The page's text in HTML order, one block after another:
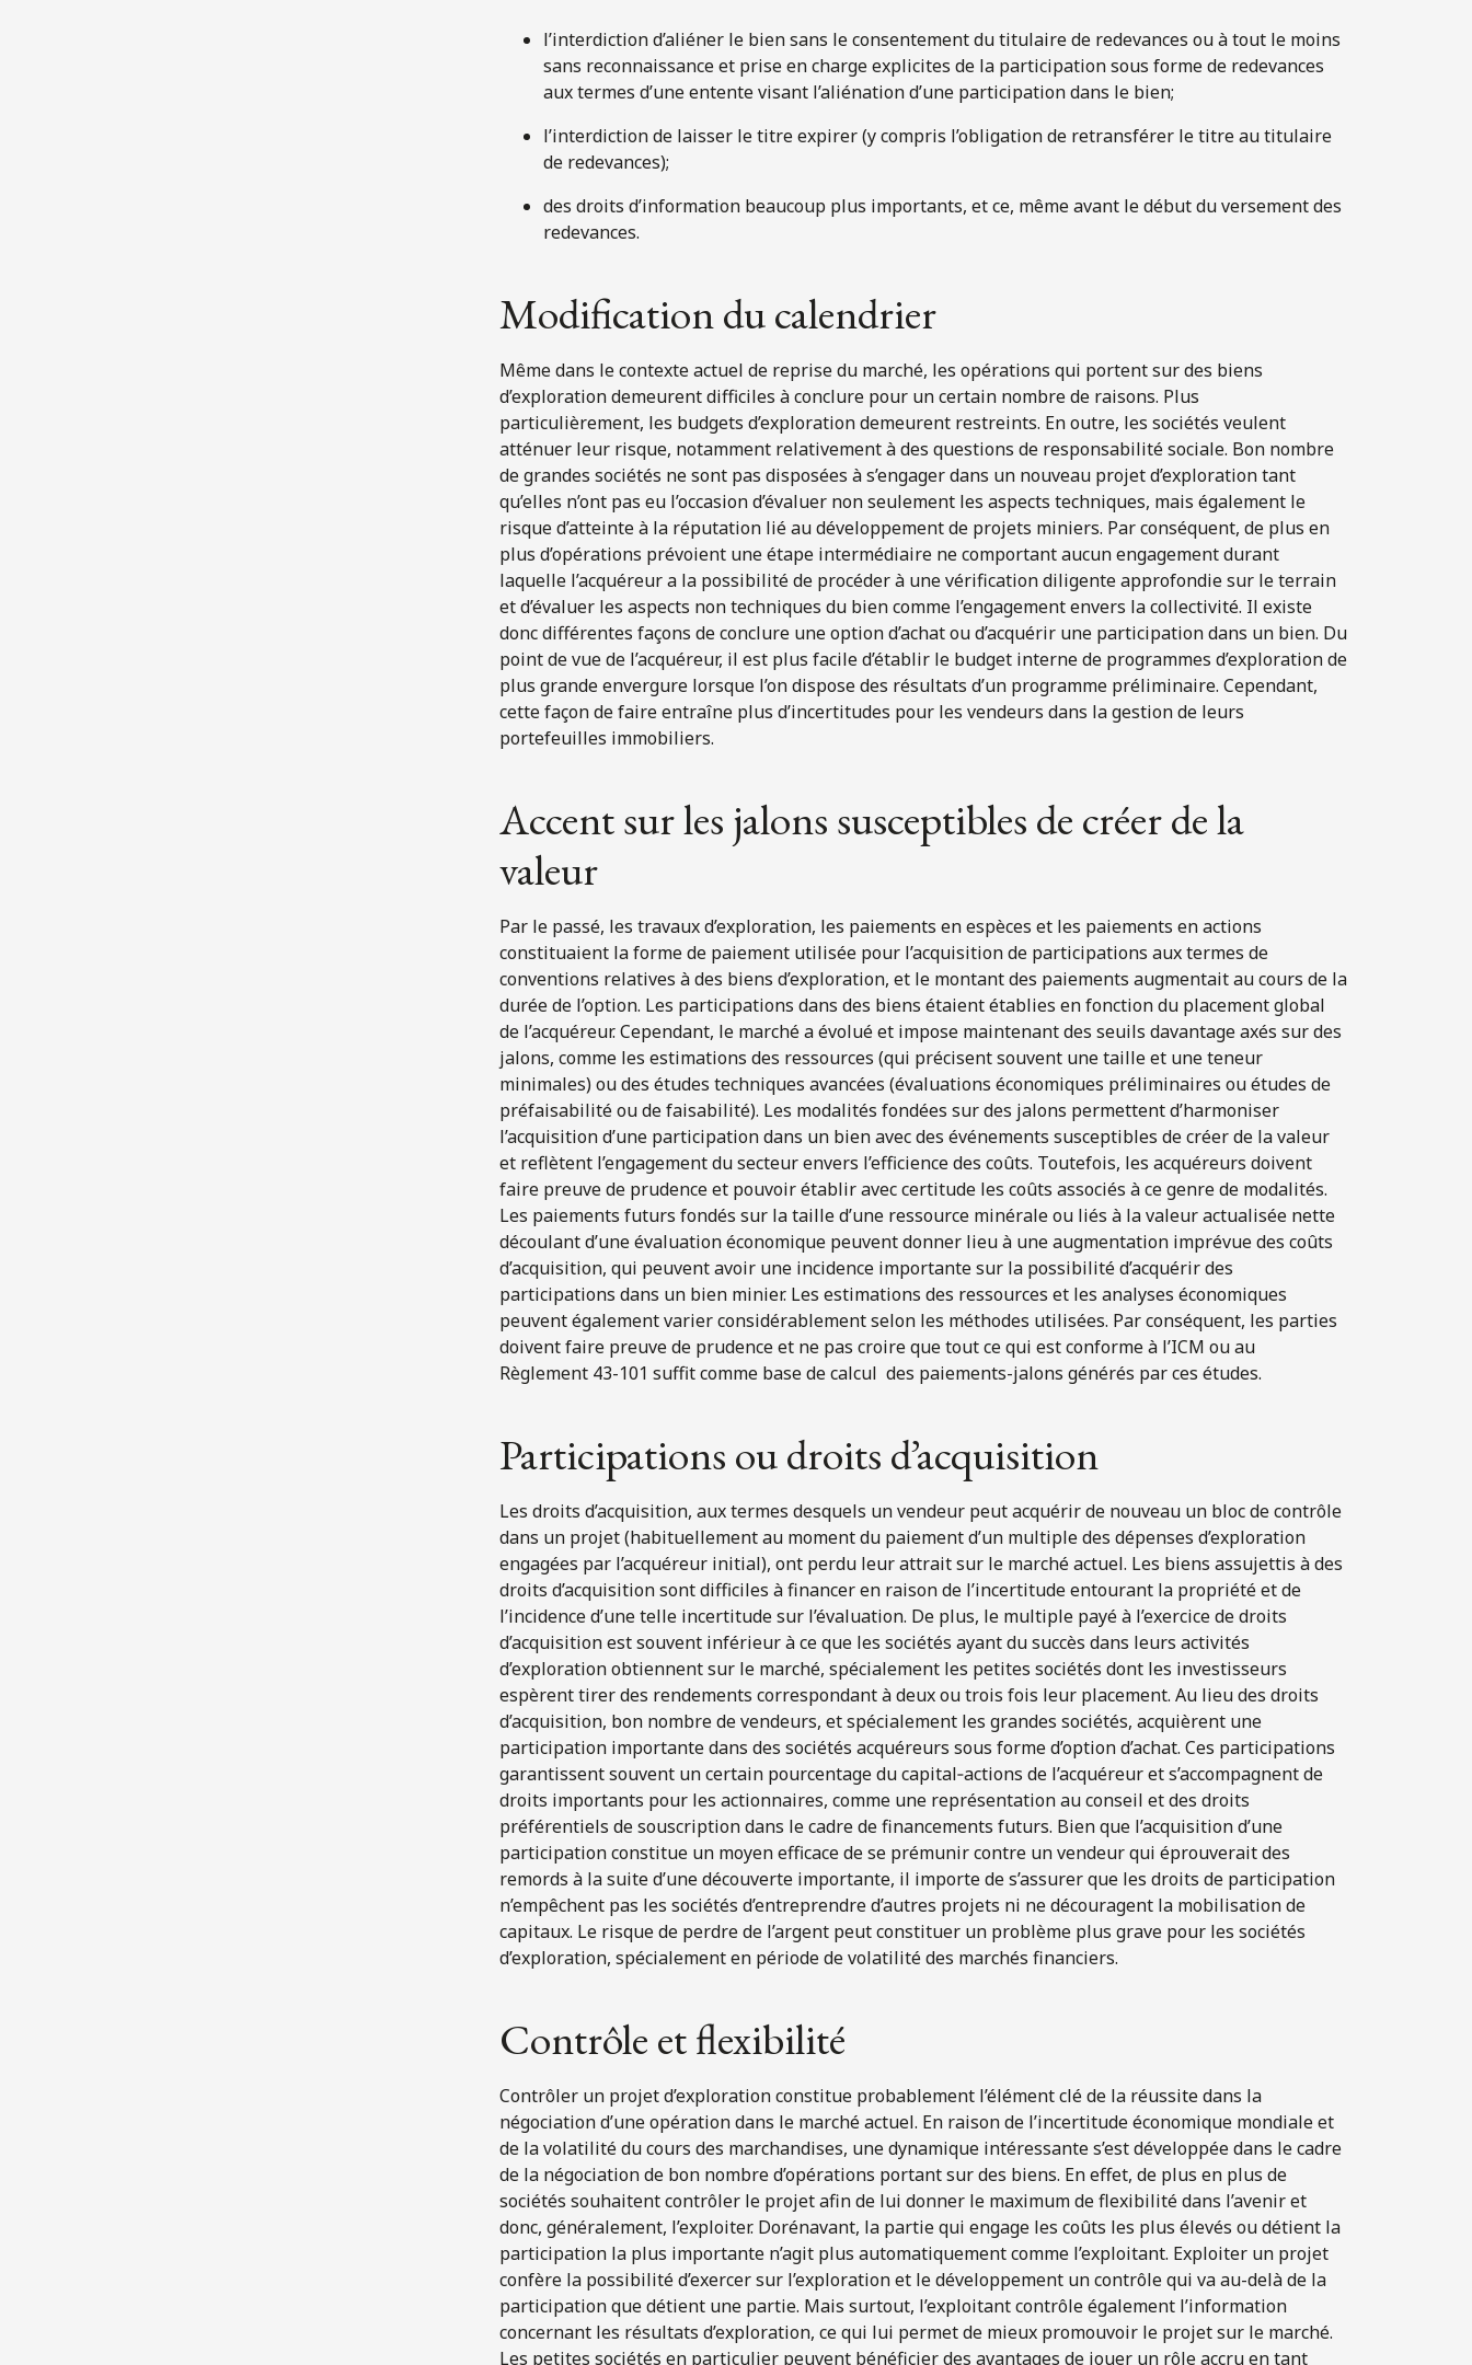
l’interdiction d’aliéner le bien sans le consentement du titulaire de redevances ou à tout le moins
sans reconnaissance et prise en charge explicites de la participation sous forme de redevances
aux termes d’une entente visant l’aliénation d’une participation dans le bien;
l’interdiction de laisser le titre expirer (y compris l’obligation de retransférer le titre au titulaire
de redevances);
des droits d’information beaucoup plus importants, et ce, même avant le début du versement des
redevances.
Modification du calendrier
Même dans le contexte actuel de reprise du marché, les opérations qui portent sur des biens
d’exploration demeurent difficiles à conclure pour un certain nombre de raisons. Plus
particulièrement, les budgets d’exploration demeurent restreints. En outre, les sociétés veulent
atténuer leur risque, notamment relativement à des questions de responsabilité sociale. Bon nombre
de grandes sociétés ne sont pas disposées à s’engager dans un nouveau projet d’exploration tant
qu’elles n’ont pas eu l’occasion d’évaluer non seulement les aspects techniques, mais également le
risque d’atteinte à la réputation lié au développement de projets miniers. Par conséquent, de plus en
plus d’opérations prévoient une étape intermédiaire ne comportant aucun engagement durant
laquelle l’acquéreur a la possibilité de procéder à une vérification diligente approfondie sur le terrain
et d’évaluer les aspects non techniques du bien comme l’engagement envers la collectivité. Il existe
donc différentes façons de conclure une option d’achat ou d’acquérir une participation dans un bien. Du
point de vue de l’acquéreur, il est plus facile d’établir le budget interne de programmes d’exploration de
plus grande envergure lorsque l’on dispose des résultats d’un programme préliminaire. Cependant,
cette façon de faire entraîne plus d’incertitudes pour les vendeurs dans la gestion de leurs
portefeuilles immobiliers.
Accent sur les jalons susceptibles de créer de la
valeur
Par le passé, les travaux d’exploration, les paiements en espèces et les paiements en actions
constituaient la forme de paiement utilisée pour l’acquisition de participations aux termes de
conventions relatives à des biens d’exploration, et le montant des paiements augmentait au cours de la
durée de l’option. Les participations dans des biens étaient établies en fonction du placement global
de l’acquéreur. Cependant, le marché a évolué et impose maintenant des seuils davantage axés sur des
jalons, comme les estimations des ressources (qui précisent souvent une taille et une teneur
minimales) ou des études techniques avancées (évaluations économiques préliminaires ou études de
préfaisabilité ou de faisabilité). Les modalités fondées sur des jalons permettent d’harmoniser
l’acquisition d’une participation dans un bien avec des événements susceptibles de créer de la valeur
et reflètent l’engagement du secteur envers l’efficience des coûts. Toutefois, les acquéreurs doivent
faire preuve de prudence et pouvoir établir avec certitude les coûts associés à ce genre de modalités.
Les paiements futurs fondés sur la taille d’une ressource minérale ou liés à la valeur actualisée nette
découlant d’une évaluation économique peuvent donner lieu à une augmentation imprévue des coûts
d’acquisition, qui peuvent avoir une incidence importante sur la possibilité d’acquérir des
participations dans un bien minier. Les estimations des ressources et les analyses économiques
peuvent également varier considérablement selon les méthodes utilisées. Par conséquent, les parties
doivent faire preuve de prudence et ne pas croire que tout ce qui est conforme à l’ICM ou au
Règlement 43-101 suffit comme base de calcul des paiements-jalons générés par ces études.
Participations ou droits d’acquisition
Les droits d’acquisition, aux termes desquels un vendeur peut acquérir de nouveau un bloc de contrôle
dans un projet (habituellement au moment du paiement d’un multiple des dépenses d’exploration
engagées par l’acquéreur initial), ont perdu leur attrait sur le marché actuel. Les biens assujettis à des
droits d’acquisition sont difficiles à financer en raison de l’incertitude entourant la propriété et de
l’incidence d’une telle incertitude sur l’évaluation. De plus, le multiple payé à l’exercice de droits
d’acquisition est souvent inférieur à ce que les sociétés ayant du succès dans leurs activités
d’exploration obtiennent sur le marché, spécialement les petites sociétés dont les investisseurs
espèrent tirer des rendements correspondant à deux ou trois fois leur placement. Au lieu des droits
d’acquisition, bon nombre de vendeurs, et spécialement les grandes sociétés, acquièrent une
participation importante dans des sociétés acquéreurs sous forme d’option d’achat. Ces participations
garantissent souvent un certain pourcentage du capital‑actions de l’acquéreur et s’accompagnent de
droits importants pour les actionnaires, comme une représentation au conseil et des droits
préférentiels de souscription dans le cadre de financements futurs. Bien que l’acquisition d’une
participation constitue un moyen efficace de se prémunir contre un vendeur qui éprouverait des
remords à la suite d’une découverte importante, il importe de s’assurer que les droits de participation
n’empêchent pas les sociétés d’entreprendre d’autres projets ni ne découragent la mobilisation de
capitaux. Le risque de perdre de l’argent peut constituer un problème plus grave pour les sociétés
d’exploration, spécialement en période de volatilité des marchés financiers.
Contrôle et flexibilité
Contrôler un projet d’exploration constitue probablement l’élément clé de la réussite dans la
négociation d’une opération dans le marché actuel. En raison de l’incertitude économique mondiale et
de la volatilité du cours des marchandises, une dynamique intéressante s’est développée dans le cadre
de la négociation de bon nombre d’opérations portant sur des biens. En effet, de plus en plus de
sociétés souhaitent contrôler le projet afin de lui donner le maximum de flexibilité dans l’avenir et
donc, généralement, l’exploiter. Dorénavant, la partie qui engage les coûts les plus élevés ou détient la
participation la plus importante n’agit plus automatiquement comme l’exploitant. Exploiter un projet
confère la possibilité d’exercer sur l’exploration et le développement un contrôle qui va au-delà de la
participation que détient une partie. Mais surtout, l’exploitant contrôle également l’information
concernant les résultats d’exploration, ce qui lui permet de mieux promouvoir le projet sur le marché.
Les petites sociétés en particulier peuvent bénéficier des avantages de jouer un rôle accru en tant